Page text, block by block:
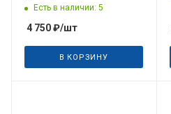
Есть в наличии: 5
4 750₽/шт
В КОРЗИНУ